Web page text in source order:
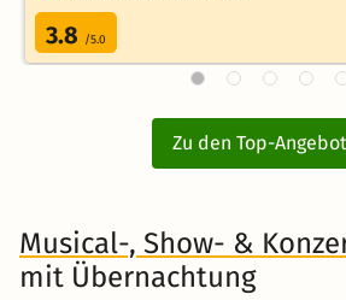
3.8 /5.0
Zu den Top-
Musical-, Show- &
mit Übernachtung